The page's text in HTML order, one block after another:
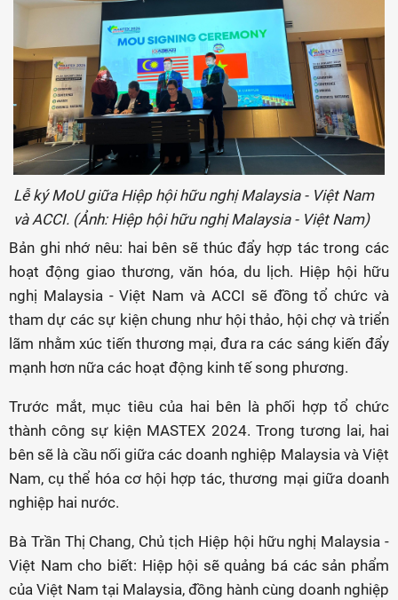
Lễ ký MoU giữa Hiệp hội hữu nghị Malaysia - Việt Nam
và ACCI. (Ảnh: Hiệp hội hữu nghị Malaysia - Việt Nam)
Bản ghi nhớ nêu: hai bên sẽ thúc đẩy hợp tác trong các
hoạt động giao thương, văn hóa, du lịch. Hiệp hội hữu
nghị Malaysia - Việt Nam và ACCI sẽ đồng tổ chức và
tham dự các sự kiện chung như hội thảo, hội chợ và triển
lãm nhằm xúc tiến thương mại, đưa ra các sáng kiến đẩy
mạnh hơn nữa các hoạt động kinh tế song phương.
Trước mắt, mục tiêu của hai bên là phối hợp tổ chức
thành công sự kiện MASTEX 2024. Trong tương lai, hai
bên sẽ là cầu nối giữa các doanh nghiệp Malaysia và Việt
Nam, cụ thể hóa cơ hội hợp tác, thương mại giữa doanh
nghiệp hai nước.
Bà Trần Thị Chang, Chủ tịch Hiệp hội hữu nghị Malaysia -
Việt Nam cho biết: Hiệp hội sẽ quảng bá các sản phẩm
của Việt Nam tại Malaysia, đồng hành cùng doanh nghiệp